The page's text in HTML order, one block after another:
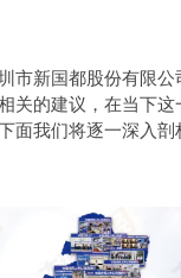
市新国都股份有限
关的建议，在当下
面我们将逐一深入剖